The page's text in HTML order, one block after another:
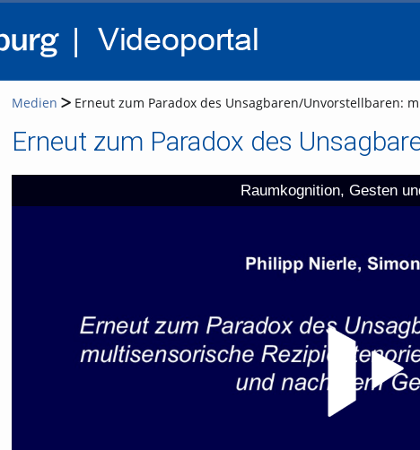
Medien Erneut zum Paradox des Unsagbaren/Unvorstellbaren:
Raumkognition, Gesten